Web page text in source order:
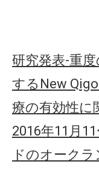
研究発表-重
するNew
療の有効性に
2016年11月
ドのオーク